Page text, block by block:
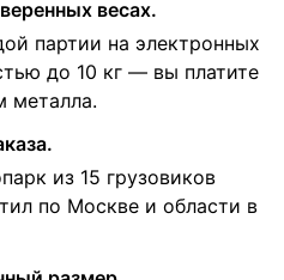
весах.
партии на электронных
до 10 кг — вы платите
металла.
из 15 грузовиков
по Москве и области в